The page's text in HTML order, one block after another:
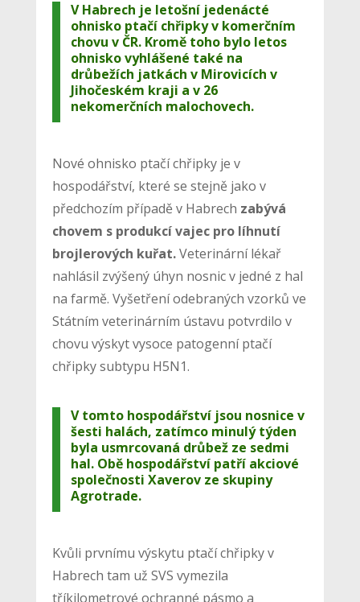
V Habrech je letošní jedenácté
ohnisko ptačí chřipky v komerčním
chovu v ČR. Kromě toho bylo letos
ohnisko vyhlášené také na
drůbežích jatkách v Mirovicích v
Jihočeském kraji a v 26
nekomerčních malochovech.
Nové ohnisko ptačí chřipky je v
hospodářství, které se stejně jako v
předchozím případě v Habrech zabývá
chovem s produkcí vajec pro líhnutí
brojlerových kuřat.Veterinární lékař
nahlásil zvýšený úhyn nosnic v jedné z hal
na farmě. Vyšetření odebraných vzorků ve
Státním veterinárním ústavu potvrdilo v
chovu výskyt vysoce patogenní ptačí
chřipky subtypu H5N1.
V tomto hospodářství jsou nosnice v
šesti halách, zatímco minulý týden
byla usmrcovaná drůbež ze sedmi
hal. Obě hospodářství patří akciové
společnosti Xaverov ze skupiny
Agrotrade.
Kvůli prvnímu výskytu ptačí chřipky v
Habrech tam už SVS vymezila
tříkilometrové ochranné pásmo a